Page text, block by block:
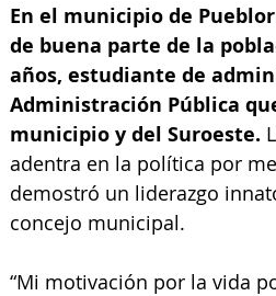
En el municipio de
de buena parte de la
años, estudiante de
Administración Pública
municipio y del Suroeste.
adentra en la política por
demostró un liderazgo
concejo municipal.
“Mi motivación por la vida